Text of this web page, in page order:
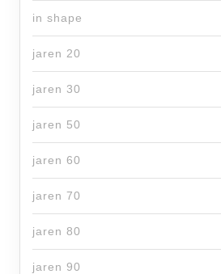
in shape
jaren 20
jaren 30
jaren 50
jaren 60
jaren 70
jaren 80
jaren 90